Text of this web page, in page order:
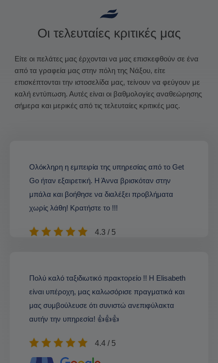
Οι τελευταίες κριτικές μας
Είτε οι πελάτες μας έρχονται να μας επισκεφθούν σε ένα
από τα γραφεία μας στην πόλη της Νάξου, είτε
επισκέπτονται την ιστοσελίδα μας, τείνουν να φεύγουν με
καλή εντύπωση. Αυτές είναι οι βαθμολογίες αναθεώρησης
σήμερα και μερικές από τις τελευταίες κριτικές μας.
Ολόκληρη η εμπειρία της υπηρεσίας από το Get
Go ήταν εξαιρετική. Η Άννα βρισκόταν στην
μπάλα και βοήθησε να διαλέξει προβλήματα
χωρίς λάθη! Κρατήστε το !!!
4.3 / 5
Πολύ καλό ταξιδιωτικό πρακτορείο !! Η Elisabeth
είναι υπέροχη, μας καλωσόρισε πραγματικά και
μας συμβούλευσε ότι συνιστώ ανεπιφύλακτα
αυτήν την υπηρεσία! 👍👍👍
4.4 / 5